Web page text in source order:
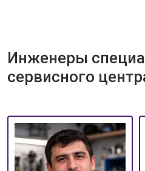
Инженеры
сервисного